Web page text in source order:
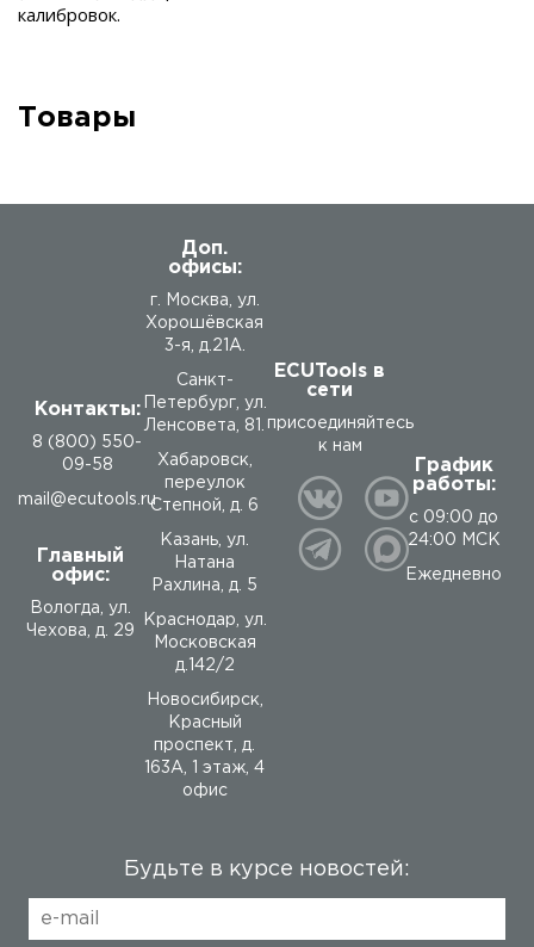
калибровок.
Товары
Контакты:
8 (800) 550-
09-58
mail@ecutools.ru
Главный
офис:
Вологда, ул.
Чехова, д. 29
Доп.
офисы:
г. Москва, ул.
Хорошёвская
3-я, д.21А.
Санкт-
Петербург, ул.
Ленсовета, 81.
Хабаровск,
переулок
Степной, д. 6
Казань, ул.
Натана
Рахлина, д. 5
Краснодар, ул.
Московская
д.142/2
Новосибирск,
Красный
проспект, д.
163А, 1 этаж, 4
офис
ECUTools в
сети
присоединяйтесь
к нам
График
работы:
с 09:00 до
24:00 МСК
Ежедневно
Будьте в курсе новостей: